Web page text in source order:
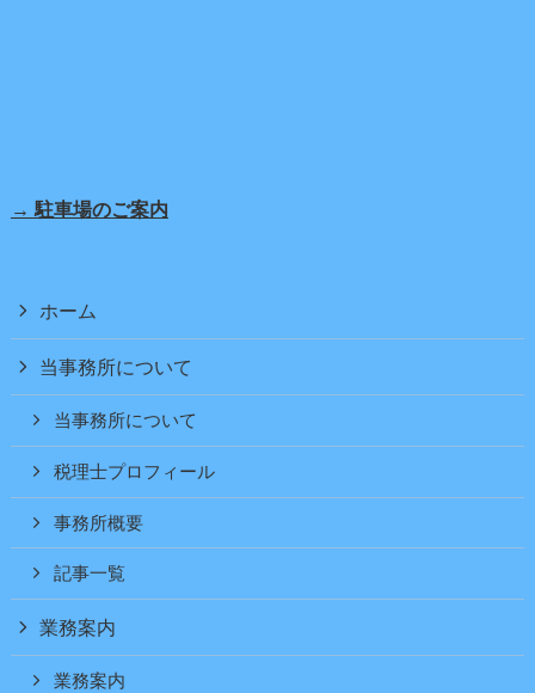
→ 駐車場のご案内
ホーム
当事務所について
当事務所について
税理士プロフィール
事務所概要
記事一覧
業務案内
業務案内